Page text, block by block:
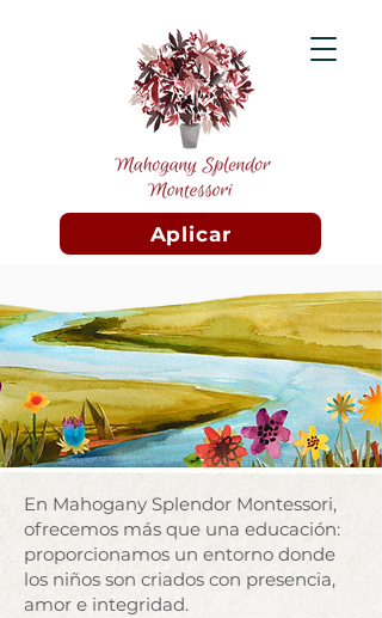
Aplicar
En Mahogany Splendor Montessori,
ofrecemos más que una educación:
proporcionamos un entorno donde
los niños son criados con presencia,
amor e integridad.